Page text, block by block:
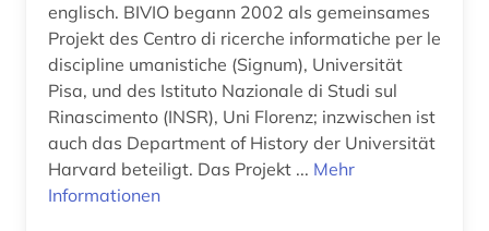
englisch. BIVIO begann 2002 als gemeinsames
Projekt des Centro di ricerche informatiche per le
discipline umanistiche (Signum), Universität
Pisa, und des Istituto Nazionale di Studi sul
Rinascimento (INSR), Uni Florenz; inzwischen ist
auch das Department of History der Universität
Harvard beteiligt. Das Projekt ... Mehr
Informationen